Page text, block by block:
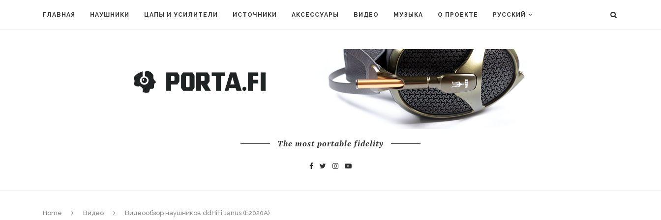
ГЛАВНАЯ НАУШНИКИ ЦАПЫ И УСИЛИТЕЛИ ИСТОЧНИКИ АКСЕССУАРЫ ВИДЕО МУЗЫКА О ПРОЕКТЕ РУССКИЙ
The most portable fidelity
Home Видео Видеообзор наушников ddHiFi Janus (E2020A)